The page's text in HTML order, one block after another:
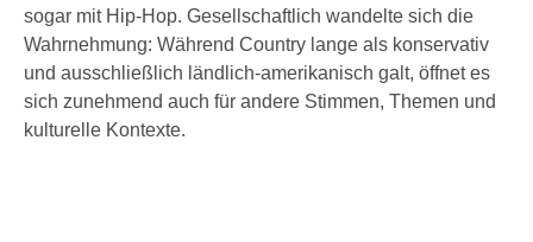
sogar mit Hip-Hop. Gesellschaftlich wandelte sich die
Wahrnehmung: Während Country lange als konservativ
und ausschließlich ländlich-amerikanisch galt, öffnet es
sich zunehmend auch für andere Stimmen, Themen und
kulturelle Kontexte.